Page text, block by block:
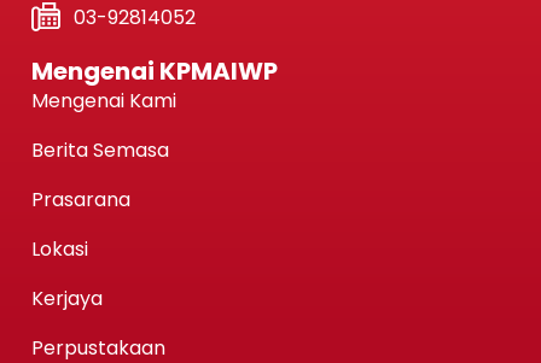
03-92814052
Mengenai KPMAIWP
Mengenai Kami
Berita Semasa
Prasarana
Lokasi
Kerjaya
Perpustakaan